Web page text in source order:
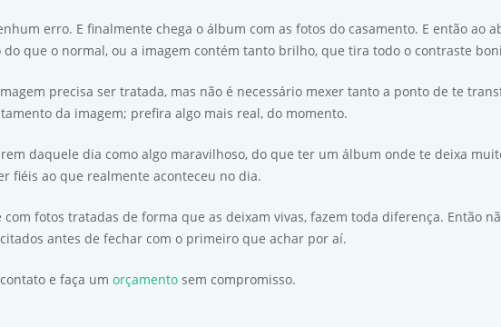
erro. E finalmente chega o álbum com as fotos do casamento. E então ao
que o normal, ou a imagem contém tanto brilho, que tira todo o contraste
precisa ser tratada, mas não é necessário mexer tanto a ponto de te
da imagem; prefira algo mais real, do momento.
daquele dia como algo maravilhoso, do que ter um álbum onde te deixa
fiéis ao que realmente aconteceu no dia.
fotos tratadas de forma que as deixam vivas, fazem toda diferença. Então
antes de fechar com o primeiro que achar por aí.
e faça um orçamento sem compromisso.